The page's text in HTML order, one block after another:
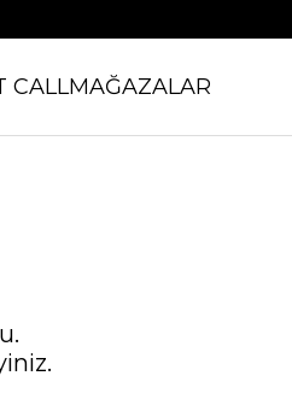
CALLMAĞAZALAR